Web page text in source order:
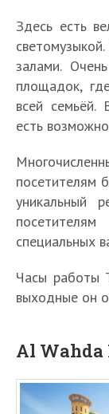
Здесь есть
залами.
площадок,
всей
есть
посетителям
уникальный
специальных
Часы работы
выходные он
Al